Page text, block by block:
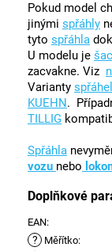
Pokud model
jinými spřáhly
tyto spřáhla
U modelu je
zacvakne. Viz
Varianty spřáhel
KUEHN.
TILLIG
Spřáhla
vozu nebo
Doplňkové
EAN:
? Měřítko: